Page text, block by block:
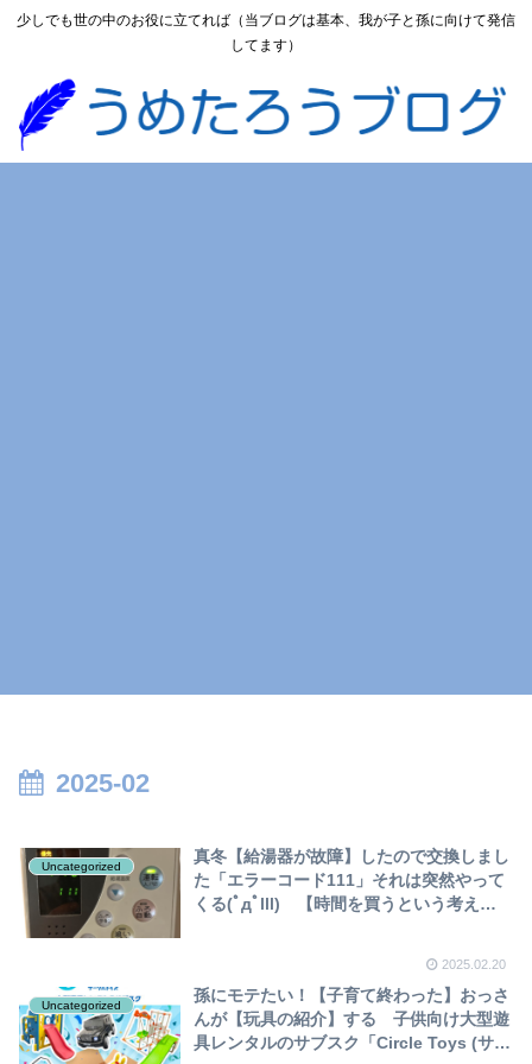
少しでも世の中のお役に立てれば（当ブログは基本、我が子と孫に向けて発信
してます）
2025-02
Uncategorized
真冬【給湯器が故障】したので交換しまし
た「エラーコード111」それは突然やって
くる(ﾟдﾟlll) 【時間を買うという考え
2025.02.20
Uncategorized
孫にモテたい！【子育て終わった】おっさ
んが【玩具の紹介】する 子供向け大型遊
具レンタルのサブスク「Circle Toys (サー